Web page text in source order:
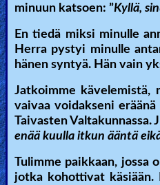
minuun katsoen: ”Kyllä,
En tiedä miksi minulle
Herra pystyi minulle
hänen syntyä. Hän vain
Jatkoimme kävelemistä,
vaivaa voidakseni
Taivasten Valtakunnassa.
enää kuulla itkun ääntä
Tulimme paikkaan, jossa
jotka kohottivat